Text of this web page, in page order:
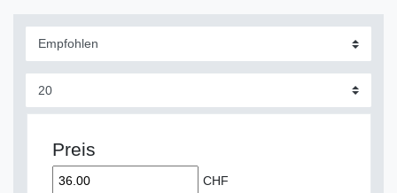
Preis
CHF